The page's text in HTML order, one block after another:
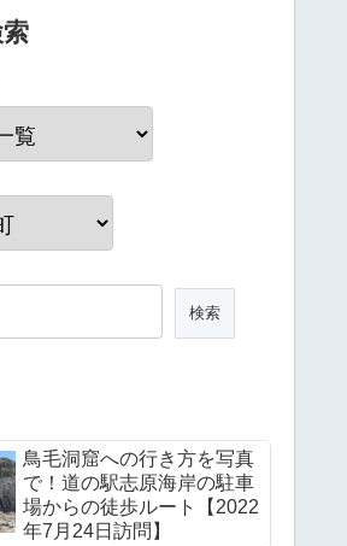
鳥毛洞窟への行き方を写真
で！道の駅志原海岸の駐車
場からの徒歩ルート【2022
年7月24日訪問】